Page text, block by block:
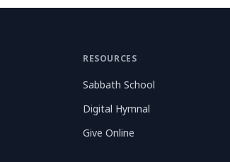
RESOURCES
Sabbath School
Digital Hymnal
Give Online